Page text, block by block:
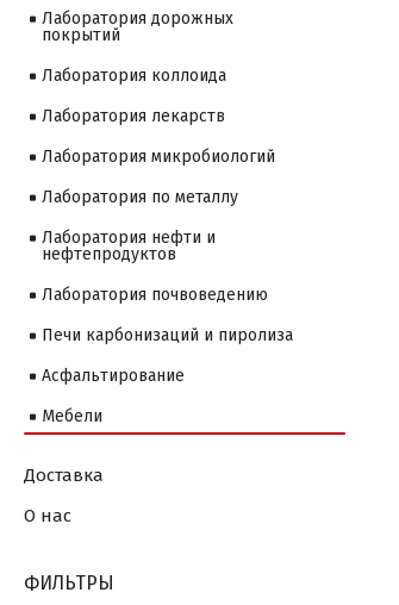
Лаборатория дорожных
покрытий
Лаборатория коллоида
Лаборатория лекарств
Лаборатория микробиологий
Лаборатория по металлу
Лаборатория нефти и
нефтепродуктов
Лаборатория почвоведению
Печи карбонизаций и пиролиза
Асфальтирование
Мебели
Доставка
О нас
ФИЛЬТРЫ